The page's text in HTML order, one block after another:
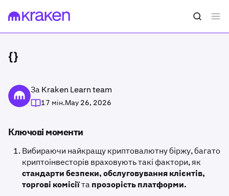
{}
За Kraken Learn team
17 мін.May 26, 2026
Ключові моменти
Вибираючи найкращу криптовалютну біржу, багато
криптоінвесторів враховують такі фактори, як
стандарти безпеки, обслуговування клієнтів,
торгові комісіїта прозорість платформи.